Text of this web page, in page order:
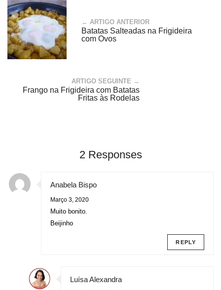
← ARTIGO ANTERIOR
Batatas Salteadas na Frigideira
com Ovos
ARTIGO SEGUINTE →
Frango na Frigideira com Batatas
Fritas às Rodelas
2 Responses
Anabela Bispo
Março 3, 2020
Muito bonito.
Beijinho
REPLY
Luísa Alexandra